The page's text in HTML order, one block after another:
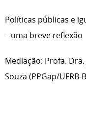
Políticas públicas e
– uma breve reflexão
Mediação: Profa.
Souza (PPGap/UFRB-